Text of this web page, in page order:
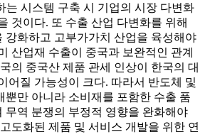
는 시스템 구축 시 기업의 시장 다변화
것이다. 또 수출 산업 다변화를 위해
강화하고 고부가가치 산업을 육성해야
산업재 수출이 중국과 보완적인 관계
의 중국산 제품 관세 인상이 한국의 대
어질 가능성이 크다. 따라서 반도체 및
뿐만 아니라 소비재를 포함한 수출 품
무역 분쟁의 부정적 영향을 완화해야
도화된 제품 및 서비스 개발을 위한 연